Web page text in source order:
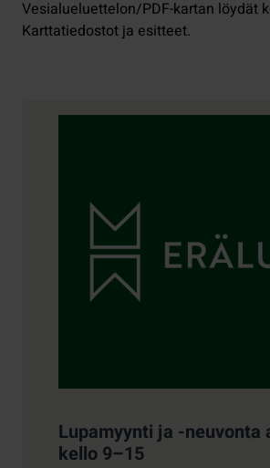
Vesialueluettelon/PDF-kartan löydät
Karttatiedostot ja esitteet.
Lupamyynti ja -neuvonta
kello 9–15